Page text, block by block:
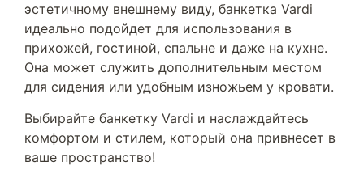
эстетичному внешнему виду, банкетка Vardi
идеально подойдет для использования в
прихожей, гостиной, спальне и даже на кухне.
Она может служить дополнительным местом
для сидения или удобным изножьем у кровати.
Выбирайте банкетку Vardi и наслаждайтесь
комфортом и стилем, который она привнесет в
ваше пространство!